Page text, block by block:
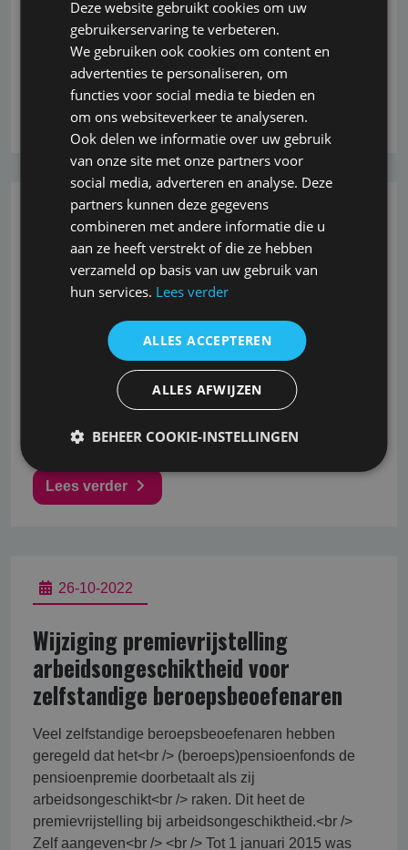
aanbiedt. Vanaf dat moment verwijst men naar
zusterbedrijf Movir die hiervoor een nader te
realiseren product op de markt zal brengen. Dat
betekent dus dat de doelgroep
Lees verder
26-10-2022
Geen winstdeling Movir AOV mantel
Balieplus
Door de stevige schadelast over 2013 blijft ook de
winstdeling dit jaar uit voor AOV verzekerden binnen
de mantel van Balieplus. Movir ziet gelukkig wel enig
positief effect van haar preventie activiteiten. De
uitkeringen gerelateerd aan
Lees verder
26-10-2022
Wijziging premievrijstelling
arbeidsongeschiktheid voor
zelfstandige beroepsbeoefenaren
Veel zelfstandige beroepsbeoefenaren hebben
geregeld dat het<br /> (beroeps)pensioenfonds de
pensioenpremie doorbetaalt als zij
arbeidsongeschikt<br /> raken. Dit heet de
premievrijstelling bij arbeidsongeschiktheid.<br />
Zelf aangeven<br /> <br /> Tot 1 januari 2015 was
Deze website gebruikt cookies om uw
gebruikerservaring te verbeteren.
We gebruiken ook cookies om content en
advertenties te personaliseren, om
functies voor social media te bieden en
om ons websiteverkeer te analyseren.
Ook delen we informatie over uw gebruik
van onze site met onze partners voor
social media, adverteren en analyse. Deze
partners kunnen deze gegevens
combineren met andere informatie die u
aan ze heeft verstrekt of die ze hebben
verzameld op basis van uw gebruik van
hun services. Lees verder
ALLES ACCEPTEREN
ALLES AFWIJZEN
BEHEER COOKIE-INSTELLINGEN